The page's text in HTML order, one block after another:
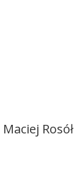
Maciej Rosół